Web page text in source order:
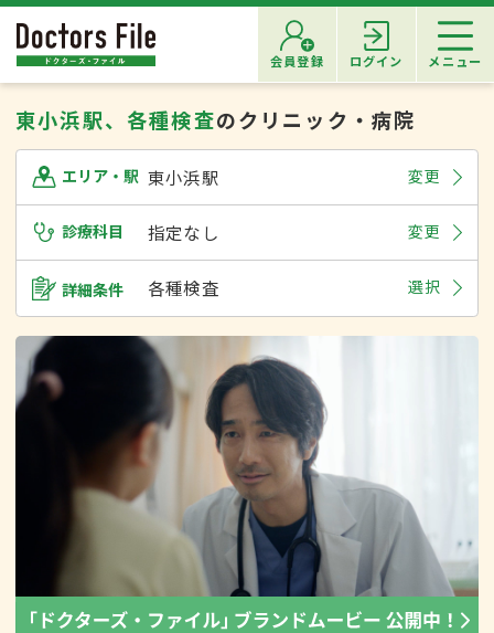
会員登録 ログイン メニュー
東小浜駅、各種検査のクリニック・病院
エリア・駅 東小浜駅 変更
診療科目 指定なし 変更
詳細条件 各種検査 選択